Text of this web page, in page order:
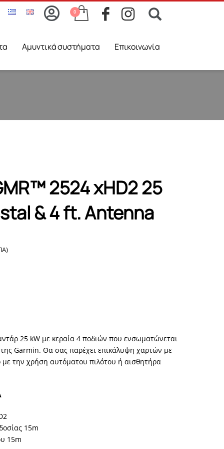
Aμυντικά συστήματα Επικοινωνία
2524 xHD2 25
& 4 ft. Antenna
25 kW με κεραία 4 ποδιών που ενσωματώνεται
Garmin. Θα σας παρέχει επικάλυψη χαρτών με
την χρήση αυτόματου πιλότου ή αισθητήρα
15m
15m